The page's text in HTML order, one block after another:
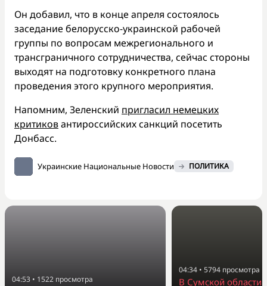
Он добавил, что в конце апреля состоялось
заседание белорусско-украинской рабочей
группы по вопросам межрегионального и
трансграничного сотрудничества, сейчас стороны
выходят на подготовку конкретного плана
проведения этого крупного мероприятия.
Напомним, Зеленский пригласил немецких
критиковантироссийских санкций посетить
Донбасс.
Украинские Национальные Новости ПОЛИТИКА
04:53 • 1522 просмотра
04:34 • 5794 просмотра
В Сумской области